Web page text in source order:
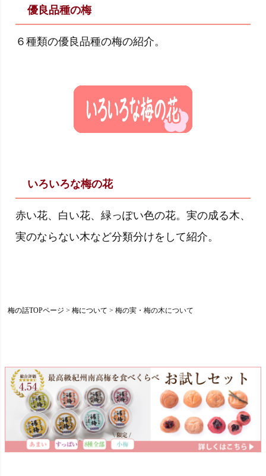
優良品種の梅
６種類の優良品種の梅の紹介。
いろいろな梅の花
赤い花、白い花、緑っぽい色の花。実の成る木、
実のならない木など分類分けをして紹介。
梅の話TOPページ 梅について 梅の実・梅の木について